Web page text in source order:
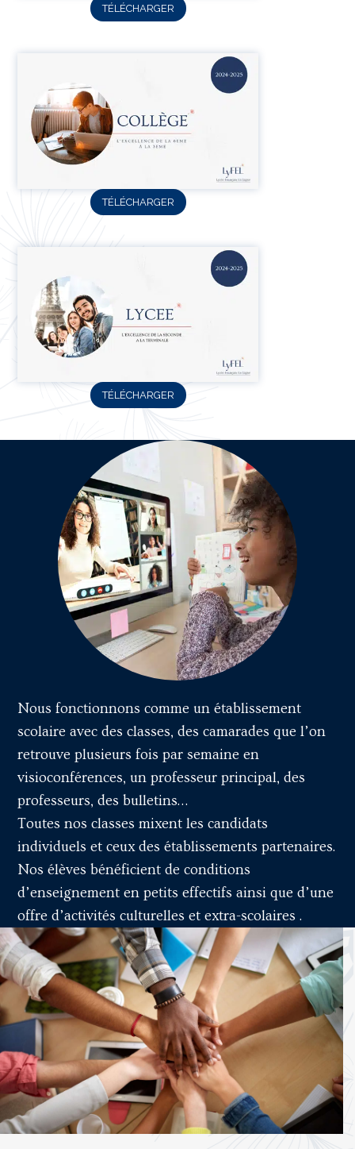
TÉLÉCHARGER
TÉLÉCHARGER
TÉLÉCHARGER
Nous fonctionnons comme un établissement
scolaire avec des classes, des camarades que l’on
retrouve plusieurs fois par semaine en
visioconférences, un professeur principal, des
professeurs, des bulletins…
Toutes nos classes mixent les candidats
individuels et ceux des établissements partenaires.
Nos élèves bénéficient de conditions
d’enseignement en petits effectifs ainsi que d’une
offre d’activités culturelles et extra-scolaires .